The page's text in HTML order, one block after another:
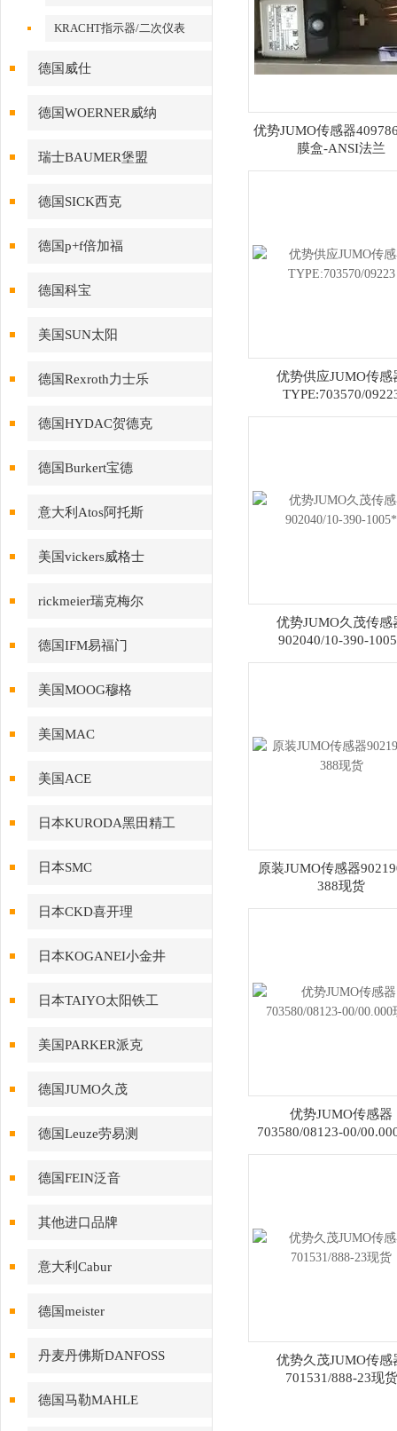
KRACHT指示器/二次仪表
德国威仕
德国WOERNER威纳
瑞士BAUMER堡盟
德国SICK西克
德国p+f倍加福
德国科宝
美国SUN太阳
德国Rexroth力士乐
德国HYDAC贺德克
德国Burkert宝德
意大利Atos阿托斯
美国vickers威格士
rickmeier瑞克梅尔
德国IFM易福门
美国MOOG穆格
美国MAC
美国ACE
日本KURODA黑田精工
日本SMC
日本CKD喜开理
日本KOGANEI小金井
日本TAIYO太阳铁工
美国PARKER派克
德国JUMO久茂
德国Leuze劳易测
德国FEIN泛音
其他进口品牌
意大利Cabur
德国meister
丹麦丹佛斯DANFOSS
德国马勒MAHLE
优势JUMO传感器
膜盒-ANSI法兰
优势供应JUMO传感
TYPE:703570/
优势JUMO久茂传感
902040/10-390-
原装JUMO传感器
388现货
优势JUMO传感器
703580/08123-00/
优势久茂JUMO传感
701531/888-23现货